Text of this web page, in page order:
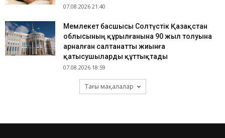
07.08.2026 21:40
Мемлекет басшысы Солтүстік Қазақстан
облысының құрылғанына 90 жыл толуына
арналған салтанатты жиынға
қатысушыларды құттықтады
07.08.2026 18:59
Тағы мақалалар